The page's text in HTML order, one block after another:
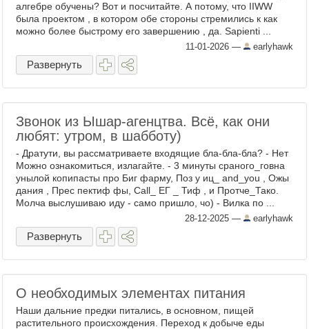
алгебре обучены? Вот и посчитайте. А потому, что IIWW
была проектом , в котором обе стороны стремились к как
можно более быстрому его завершению , да. Sapienti ...
11-01-2026 — earlyhawk
Развернуть
Звонок из Ышар-агенцтва. Всё, как они
любят: утром, в шабботу)
- Дратути, вы рассматриваете входящие бла-бла-бла? - Нет
Можно ознакомиться, излагайте. - 3 минуты сраного_говна
унылой копипасты про Биг фарму, Поз у иц_ and_you , Ожы
дания , Прес пектиф фы, Call_ ЕГ _ Тиф , и Протче_Тако.
Молча выслушиваю иду - само пришло, чо) - Вилка по ...
28-12-2025 — earlyhawk
Развернуть
О необходимых элементах питания
Наши дальние предки питались, в основном, пищей
растительного происхождения. Переход к добыче еды